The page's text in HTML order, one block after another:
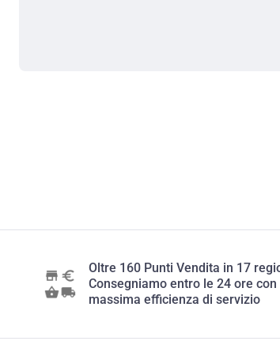
Oltre 160 Punti Vendita in 17
Consegniamo entro le 24 ore con
massima efficienza di servizio